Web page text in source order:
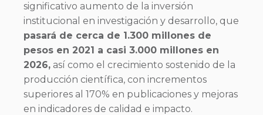
significativo aumento de la inversión
institucional en investigación y desarrollo, que
pasará de cerca de 1.300 millones de
pesos en 2021 a casi 3.000 millones en
2026, así como el crecimiento sostenido de la
producción científica, con incrementos
superiores al 170% en publicaciones y mejoras
en indicadores de calidad e impacto.